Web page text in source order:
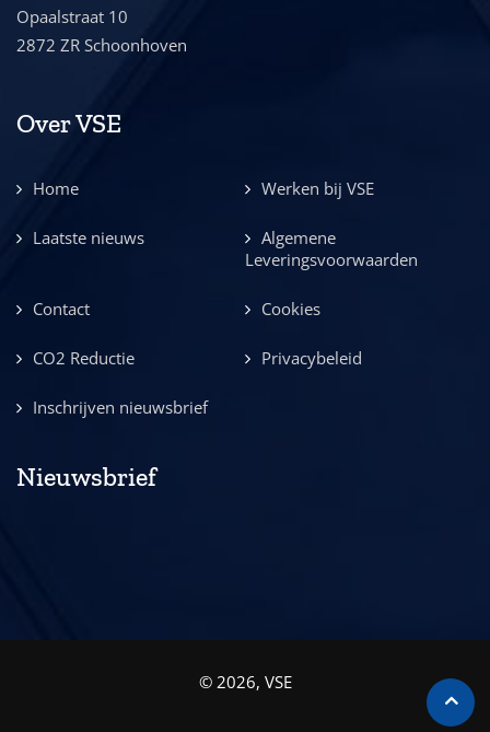
Opaalstraat 10
2872 ZR Schoonhoven
Over VSE
Home Werken bij VSE
Laatste nieuws
Algemene
Leveringsvoorwaarden
Contact Cookies
CO2 Reductie Privacybeleid
Inschrijven nieuwsbrief
Nieuwsbrief
© 2026, VSE